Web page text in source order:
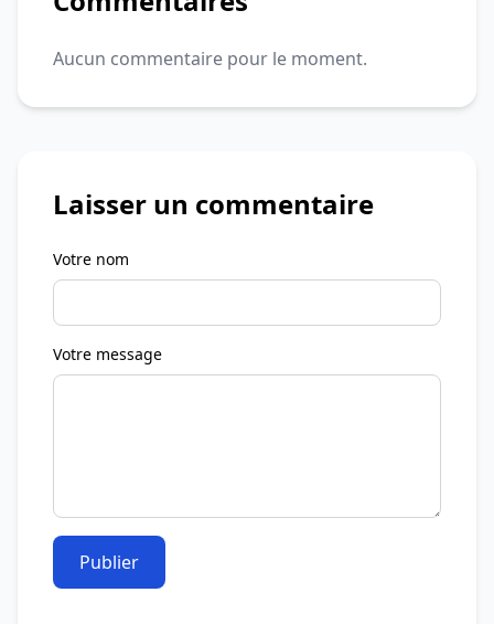
Aucun commentaire pour le moment.
Laisser un commentaire
Votre nom
Votre message
Publier